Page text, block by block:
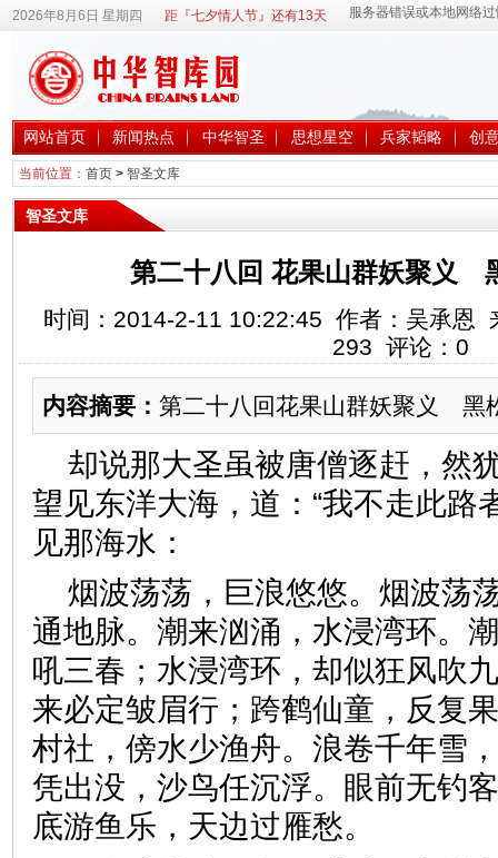
2026年8月6日 星期四 距『七夕情人节』还有13天
网站首页 新闻热点 中华智圣 思想星空 兵家韬略 创
当前位置： 首页> 智圣文库
智圣文库
第二十八回 花果山群妖聚义
时间：2014-2-11 10:22:45 作者：吴承恩
293 评论： 0
内容摘要： 第二十八回花果山群妖聚义 黑
却说那大圣虽被唐僧逐赶，然
望见东洋大海，道：“我不走此路
见那海水：
烟波荡荡，巨浪悠悠。烟波荡
通地脉。潮来汹涌，水浸湾环。
吼三春；水浸湾环，却似狂风吹
来必定皱眉行；跨鹤仙童，反复
村社，傍水少渔舟。浪卷千年雪
凭出没，沙鸟任沉浮。眼前无钓
底游鱼乐，天边过雁愁。